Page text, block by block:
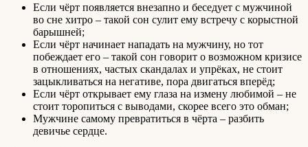
Если чёрт появляется внезапно и беседует с мужчиной
во сне хитро – такой сон сулит ему встречу с корыстной
барышней;
Если чёрт начинает нападать на мужчину, но тот
побеждает его – такой сон говорит о возможном кризисе
в отношениях, частых скандалах и упрёках, не стоит
зацыкливаться на негативе, пора двигаться вперёд;
Если чёрт открывает ему глаза на измену любимой – не
стоит торопиться с выводами, скорее всего это обман;
Мужчине самому превратиться в чёрта – разбить
девичье сердце.